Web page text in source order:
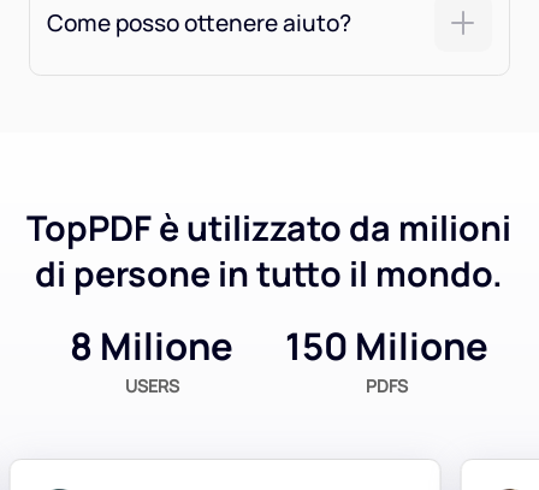
Come posso ottenere aiuto?
TopPDF è utilizzato da milioni
di persone in tutto il mondo.
8 Milione
USERS
150 Milione
PDFS